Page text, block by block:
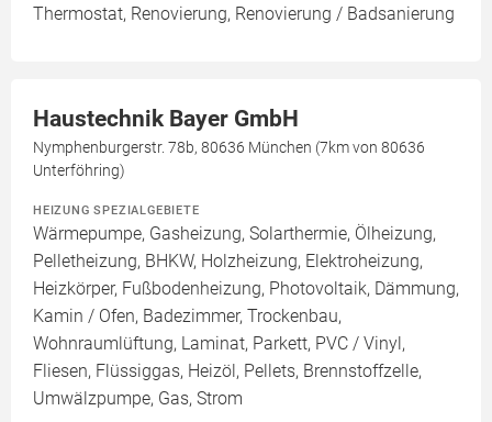
Thermostat, Renovierung, Renovierung / Badsanierung
Haustechnik Bayer GmbH
Nymphenburgerstr. 78b, 80636 München (7km von 80636
Unterföhring)
HEIZUNG SPEZIALGEBIETE
Wärmepumpe, Gasheizung, Solarthermie, Ölheizung,
Pelletheizung, BHKW, Holzheizung, Elektroheizung,
Heizkörper, Fußbodenheizung, Photovoltaik, Dämmung,
Kamin / Ofen, Badezimmer, Trockenbau,
Wohnraumlüftung, Laminat, Parkett, PVC / Vinyl,
Fliesen, Flüssiggas, Heizöl, Pellets, Brennstoffzelle,
Umwälzpumpe, Gas, Strom